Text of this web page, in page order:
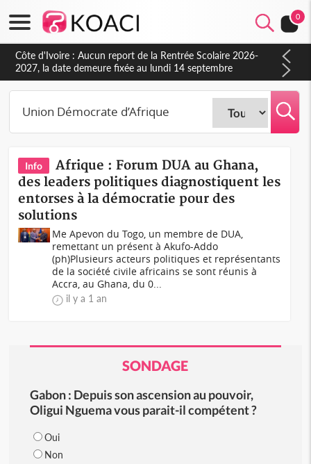
0
Côte d'Ivoire : Aucun report de la Rentrée Scolaire 2026-
2027, la date demeure fixée au lundi 14 septembre
(Ministère)
Info
Afrique : Forum DUA au Ghana,
des leaders politiques diagnostiquent les
entorses à la démocratie pour des
solutions
Me Apevon du Togo, un membre de DUA,
remettant un présent à Akufo-Addo
(ph)Plusieurs acteurs politiques et représentants
de la société civile africains se sont réunis à
Accra, au Ghana, du 0...
il y a 1 an
SONDAGE
Gabon : Depuis son ascension au pouvoir,
Oligui Nguema vous parait-il compétent ?
Oui
Non